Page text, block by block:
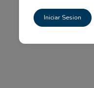
Iniciar Sesion